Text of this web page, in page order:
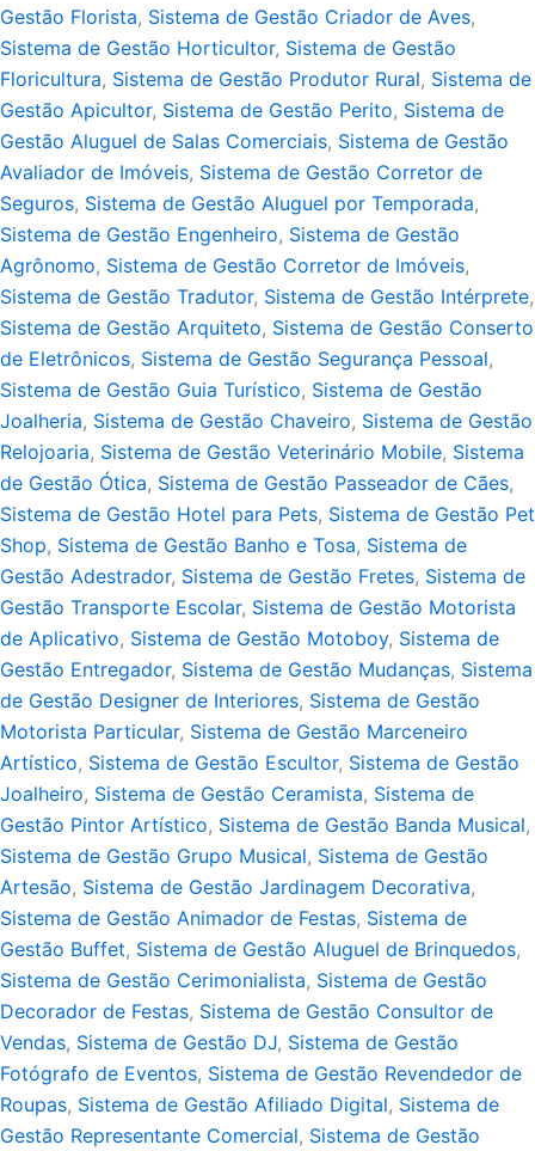
Gestão Florista, Sistema de Gestão Criador de Aves,
Sistema de Gestão Horticultor, Sistema de Gestão
Floricultura, Sistema de Gestão Produtor Rural, Sistema de
Gestão Apicultor, Sistema de Gestão Perito, Sistema de
Gestão Aluguel de Salas Comerciais, Sistema de Gestão
Avaliador de Imóveis, Sistema de Gestão Corretor de
Seguros, Sistema de Gestão Aluguel por Temporada,
Sistema de Gestão Engenheiro, Sistema de Gestão
Agrônomo, Sistema de Gestão Corretor de Imóveis,
Sistema de Gestão Tradutor, Sistema de Gestão Intérprete,
Sistema de Gestão Arquiteto, Sistema de Gestão Conserto
de Eletrônicos, Sistema de Gestão Segurança Pessoal,
Sistema de Gestão Guia Turístico, Sistema de Gestão
Joalheria, Sistema de Gestão Chaveiro, Sistema de Gestão
Relojoaria, Sistema de Gestão Veterinário Mobile, Sistema
de Gestão Ótica, Sistema de Gestão Passeador de Cães,
Sistema de Gestão Hotel para Pets, Sistema de Gestão Pet
Shop, Sistema de Gestão Banho e Tosa, Sistema de
Gestão Adestrador, Sistema de Gestão Fretes, Sistema de
Gestão Transporte Escolar, Sistema de Gestão Motorista
de Aplicativo, Sistema de Gestão Motoboy, Sistema de
Gestão Entregador, Sistema de Gestão Mudanças, Sistema
de Gestão Designer de Interiores, Sistema de Gestão
Motorista Particular, Sistema de Gestão Marceneiro
Artístico, Sistema de Gestão Escultor, Sistema de Gestão
Joalheiro, Sistema de Gestão Ceramista, Sistema de
Gestão Pintor Artístico, Sistema de Gestão Banda Musical,
Sistema de Gestão Grupo Musical, Sistema de Gestão
Artesão, Sistema de Gestão Jardinagem Decorativa,
Sistema de Gestão Animador de Festas, Sistema de
Gestão Buffet, Sistema de Gestão Aluguel de Brinquedos,
Sistema de Gestão Cerimonialista, Sistema de Gestão
Decorador de Festas, Sistema de Gestão Consultor de
Vendas, Sistema de Gestão DJ, Sistema de Gestão
Fotógrafo de Eventos, Sistema de Gestão Revendedor de
Roupas, Sistema de Gestão Afiliado Digital, Sistema de
Gestão Representante Comercial, Sistema de Gestão